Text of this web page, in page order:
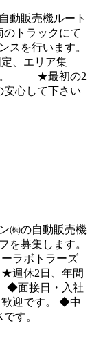
動販売機ルート
のトラックにて
スを行います。
、エリア集
す。 ★最初の2
安心して下さい
㈱の自動販売機
を募集します。
ラボトラーズ
★週休2日、年間
◆面接日・入社
迎です。 ◆中
す。